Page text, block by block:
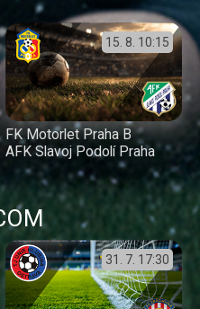
15. 8. 10:15
FK Motorlet Praha B
AFK Slavoj Podolí Praha
31. 7. 17:30